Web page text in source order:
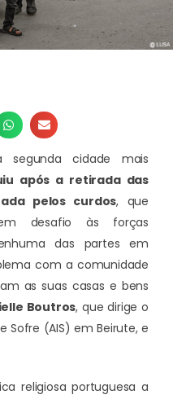
cidade mais
após a retirada das
pelos curdos, que
desafio às forças
das partes em
com a comunidade
as suas casas e bens
Boutros, que dirige o
Sofre (AIS) em Beirute, e
religiosa portuguesa a